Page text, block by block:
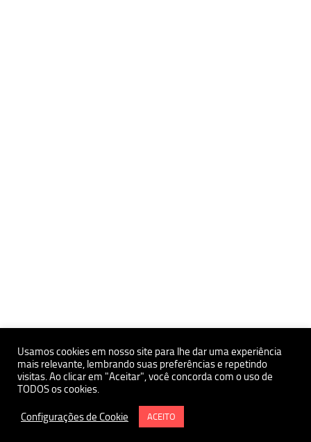
Políticas de Privacidade e Proteçãoa de Dados Pessoais
Termo e Condições de Uso do Site
Instituto de Estudos Avançados da USP Polo Ribeirão Preto
Usamos cookies em nosso site para lhe dar uma experiência
mais relevante, lembrando suas preferências e repetindo
visitas. Ao clicar em "Aceitar", você concorda com o uso de
TODOS os cookies.
Configurações de Cookie ACEITO